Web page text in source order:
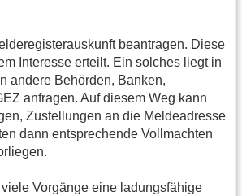
beantragen. Diese
Interesse erteilt. Ein solches liegt in
andere Behörden, Banken,
anfragen. Auf diesem Weg kann
Zustellungen an die Meldeadresse
dann entsprechende Vollmachten
Vorgänge eine ladungsfähige